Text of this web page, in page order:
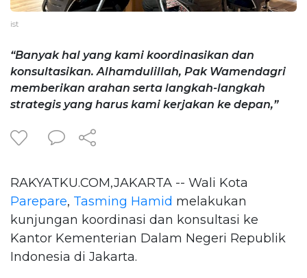
ist
“Banyak hal yang kami koordinasikan dan
konsultasikan. Alhamdulillah, Pak Wamendagri
memberikan arahan serta langkah-langkah
strategis yang harus kami kerjakan ke depan,”
RAKYATKU.COM,JAKARTA -- Wali Kota
Parepare, Tasming Hamid melakukan
kunjungan koordinasi dan konsultasi ke
Kantor Kementerian Dalam Negeri Republik
Indonesia di Jakarta.